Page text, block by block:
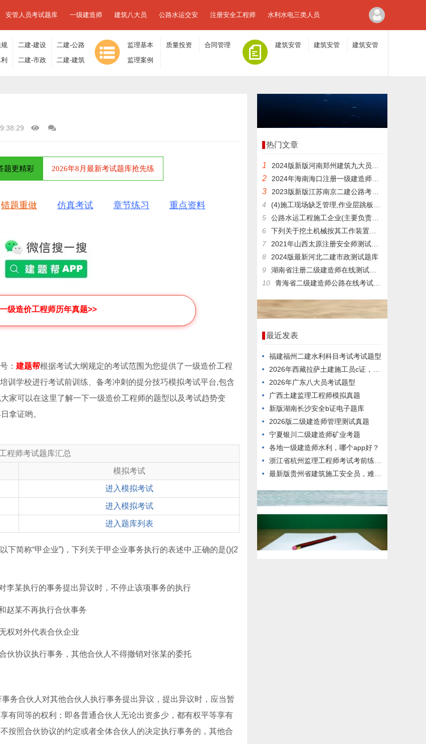
安管人员考试题库 一级建造师 建筑八大员 公路水运交安 注册安全工程师 水利水电三类人员
二建-建设
工程施工
管理
二建-公路
工程
二建-市政
工程
二建-建筑
工程
监理基本
理论与相
关法规
质量投资 合同管理
监理案例
分析
建筑安管 建筑安管 建筑安管
题更精彩 2026年8月最新考试题库抢先练
错题重做 仿真考试 章节练习 重点资料
级造价工程师历年真题>>
： 建题帮根据考试大纲规定的考试范围为您提供了一级造价工程
训学校进行考试前训练、备考冲刺的提分技巧模拟考试平台,包含
家可以在这里了解一下一级造价工程师的题型以及考试趋势变
拿证哟。
程师考试题库汇总
模拟考试
进入模拟考试
进入模拟考试
进入题库列表
简称“甲企业”)，下列关于甲企业事务执行的表述中,正确的是()(2
李某执行的事务提出异议时，不停止该项事务的执行
赵某不再执行合伙事务
权对外代表合伙企业
伙协议执行事务，其他合伙人不得撤销对张某的委托
务合伙人对其他合伙人执行事务提出异议，提出异议时，应当暂
有同等的权利；即各普通合伙人无论出资多少，都有权平等享有
按照合伙协议的约定或者全体合伙人的决定执行事务的，其他合
热门文章
1 2024版新版河南郑州建筑九大员在线考试题库
2 2024年海南海口注册一级建造师模拟练习题
3
2023版新版江苏南京二建公路考核题库
4
(4)施工现场缺乏管理,作业层跳板未满铺,也无人制止
5
公路水运工程施工企业(主要负责人和安全生产管理人员)考核大纲
6
下列关于挖土机械按其工作装置的不同分类说法错误的是()
7
2021年山西太原注册安全师测试模拟习题专业知识
8
2024版最新河北二建市政测试题库
9
湖南省注册二级建造师在线测试模拟练习题
10
青海省二级建造师公路在线考试试题培训
最近发表
福建福州二建水利科目考试考试题型
2026年西藏拉萨土建施工员c证，刷题用什么方法好？
2026年广东八大员考试题型
广西土建监理工程师模拟真题
新版湖南长沙安全b证电子题库
2026版二级建造师管理测试真题
宁夏银川二级建造师矿业考题
各地一级建造师水利，哪个app好？
浙江省杭州监理工程师考试考前练习题
最新版贵州省建筑施工安全员，难度高不高？